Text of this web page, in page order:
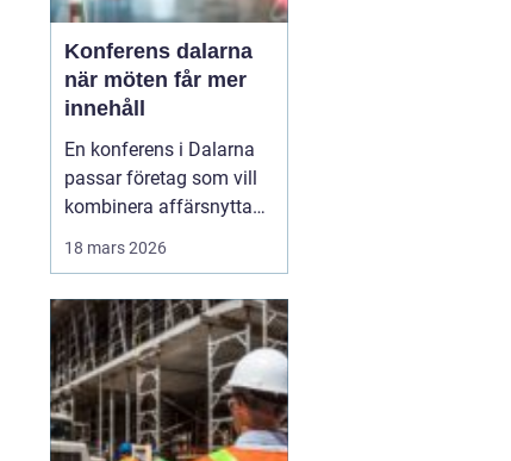
Konferens dalarna
när möten får mer
innehåll
En konferens i Dalarna
passar företag som vill
kombinera affärsnytta
landsbygd, djupa skogar,
glittrande sjöar och en
levande kulturhistoria
mitt i Sverige, på rimligt
avstånd från storst...
18 mars 2026